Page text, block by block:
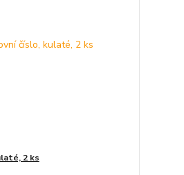
2 ks